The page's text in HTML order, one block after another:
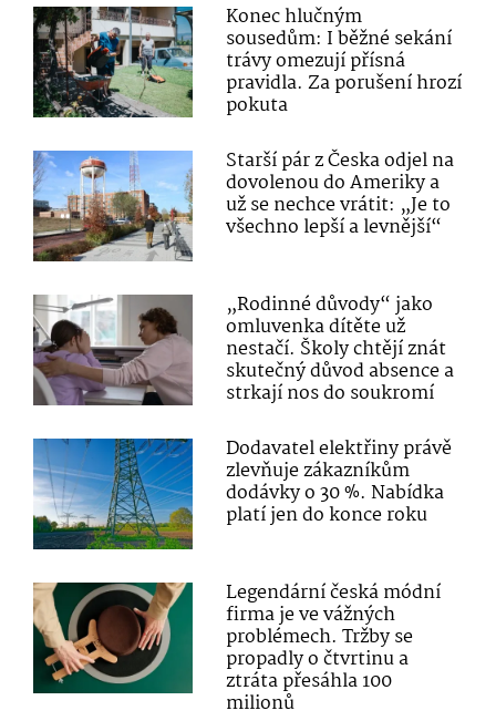
Konec hlučným
sousedům: I běžné sekání
trávy omezují přísná
pravidla. Za porušení hrozí
pokuta
Starší pár z Česka odjel na
dovolenou do Ameriky a
už se nechce vrátit: „Je to
všechno lepší a levnější“
„Rodinné důvody“ jako
omluvenka dítěte už
nestačí. Školy chtějí znát
skutečný důvod absence a
strkají nos do soukromí
Dodavatel elektřiny právě
zlevňuje zákazníkům
dodávky o 30 %. Nabídka
platí jen do konce roku
Legendární česká módní
firma je ve vážných
problémech. Tržby se
propadly o čtvrtinu a
ztráta přesáhla 100
milionů